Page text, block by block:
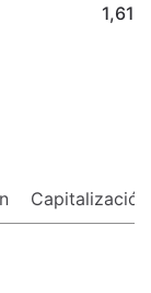
1,61
Capitalización